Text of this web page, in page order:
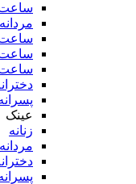
ساعت
مردانه
ساعت
ساعت
ساعت
عینک
زنانه
مردانه